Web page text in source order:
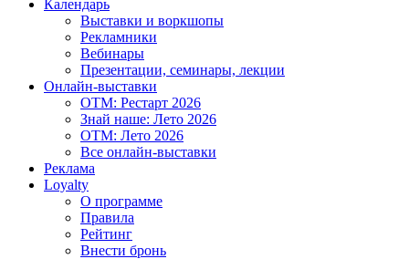
Календарь
Выставки и воркшопы
Рекламники
Вебинары
Презентации, семинары, лекции
Онлайн-выставки
OTM: Рестарт 2026
Знай наше: Лето 2026
OTM: Лето 2026
Все онлайн-выставки
Реклама
Loyalty
О программе
Правила
Рейтинг
Внести бронь